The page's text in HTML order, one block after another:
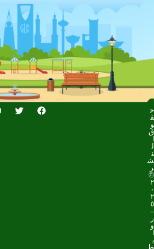
ح
ق
و
ق
ل
ن
ش
ر
©
٢
٠
٢
٥
–
ر
و
ب
ط